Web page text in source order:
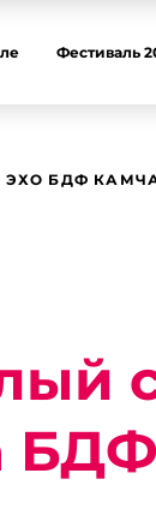
Фестиваль
ЭХО БДФ